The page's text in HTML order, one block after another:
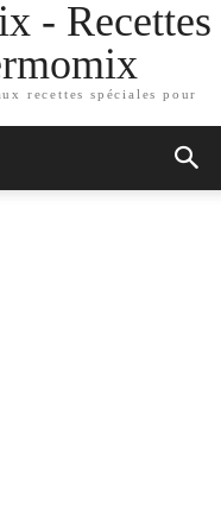
- Recettes
recettes spéciales pour